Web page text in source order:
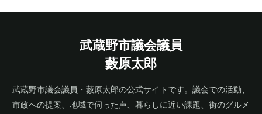
武蔵野市議会議員
藪原太郎
武蔵野市議会議員・藪原太郎の公式サイトです。議会での活動、
市政への提案、地域で伺った声、暮らしに近い課題、街のグルメ